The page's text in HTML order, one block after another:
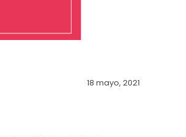
18 mayo, 2021